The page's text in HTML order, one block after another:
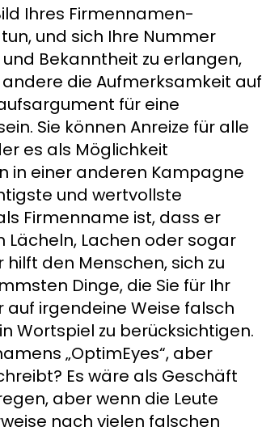
Ihres Firmennamen-
und sich Ihre Nummer
Bekanntheit zu erlangen,
die Aufmerksamkeit auf
für eine
Sie können Anreize für alle
es als Möglichkeit
in einer anderen Kampagne
und wertvollste
Firmenname ist, dass er
Lächeln, Lachen oder sogar
den Menschen, sich zu
Dinge, die Sie für Ihr
auf irgendeine Weise falsch
Wortspiel zu berücksichtigen.
„OptimEyes“, aber
Es wäre als Geschäft
aber wenn die Leute
nach vielen falschen